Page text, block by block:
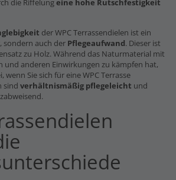
die Riffelungeine hohe Rutschfestigkeit
der WPC Terrassendielen ist ein
sondern auch der Pflegeaufwand. Dieser ist
zu Holz. Während das Naturmaterial mit
und anderen Einwirkungen zu kämpfen hat,
wenn Sie sich für eine WPC Terrasse
sind verhältnismäßig pflegeleicht und